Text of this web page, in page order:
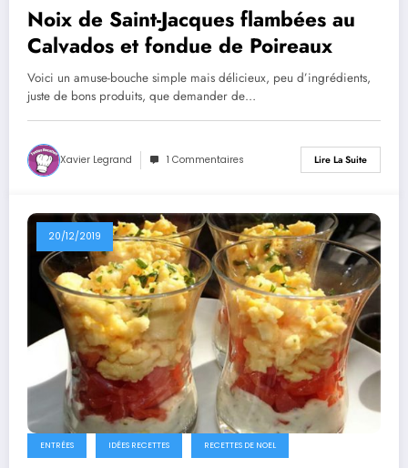
Noix de Saint-Jacques flambées au
Calvados et fondue de Poireaux
Voici un amuse-bouche simple mais délicieux, peu d’ingrédients,
juste de bons produits, que demander de…
Xavier Legrand 1 Commentaires Lire La Suite
20/12/2019
ENTRÉES IDÉES RECETTES RECETTES DE NOEL